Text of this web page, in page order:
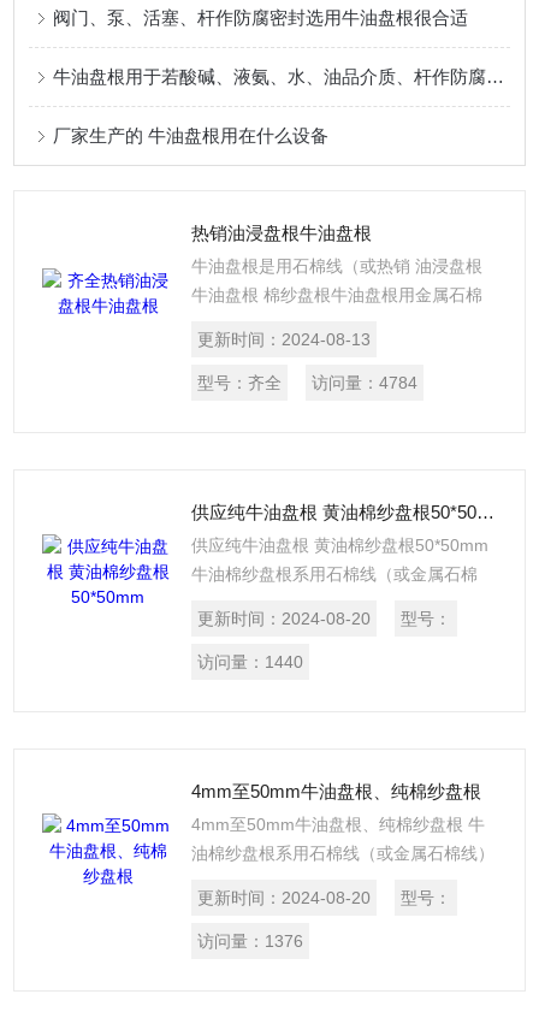
阀门、泵、活塞、杆作防腐密封选用牛油盘根很合适
牛油盘根用于若酸碱、液氨、水、油品介质、杆作防腐密封
厂家生产的 牛油盘根用在什么设备
热销油浸盘根牛油盘根
牛油盘根是用石棉线（或热销 油浸盘根
牛油盘根 棉纱盘根牛油盘根用金属石棉
成。1、牛油盘根的规格，利用准确度0，
1毫米的游标卡尺从两个互相垂直方向测
更新时间： 2024-08-13
型号： 齐全 访问量：4784
供应纯牛油盘根 黄油棉纱盘根50*50mm
供应纯牛油盘根 黄油棉纱盘根50*50mm
牛油棉纱盘根系用石棉线（或金属石棉
制而成，麻纱盘根是以亚麻为原料加工而
成，所以也有亚麻盘根一称。
更新时间： 2024-08-20 型号：
访问量： 1440
4mm至50mm牛油盘根、纯棉纱盘根
4mm至50mm牛油盘根、纯棉纱盘根 牛
油棉纱盘根系用石棉线（或金属石棉线）
成，麻纱盘根是以亚麻为原料加工而成，
所以也有亚麻盘根一称。选用于回转轴，
更新时间： 2024-08-20 型号：
访问量： 1376